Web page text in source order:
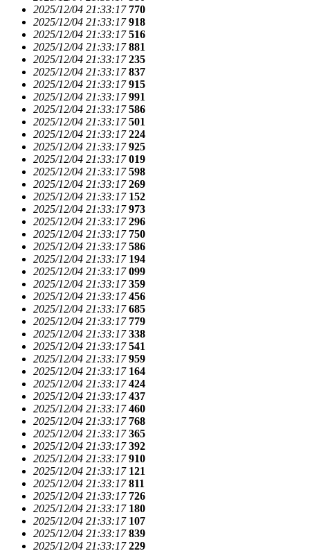
2025/12/04 21:33:17 770
2025/12/04 21:33:17 918
2025/12/04 21:33:17 516
2025/12/04 21:33:17 881
2025/12/04 21:33:17 235
2025/12/04 21:33:17 837
2025/12/04 21:33:17 915
2025/12/04 21:33:17 991
2025/12/04 21:33:17 586
2025/12/04 21:33:17 501
2025/12/04 21:33:17 224
2025/12/04 21:33:17 925
2025/12/04 21:33:17 019
2025/12/04 21:33:17 598
2025/12/04 21:33:17 269
2025/12/04 21:33:17 152
2025/12/04 21:33:17 973
2025/12/04 21:33:17 296
2025/12/04 21:33:17 750
2025/12/04 21:33:17 586
2025/12/04 21:33:17 194
2025/12/04 21:33:17 099
2025/12/04 21:33:17 359
2025/12/04 21:33:17 456
2025/12/04 21:33:17 685
2025/12/04 21:33:17 779
2025/12/04 21:33:17 338
2025/12/04 21:33:17 541
2025/12/04 21:33:17 959
2025/12/04 21:33:17 164
2025/12/04 21:33:17 424
2025/12/04 21:33:17 437
2025/12/04 21:33:17 460
2025/12/04 21:33:17 768
2025/12/04 21:33:17 365
2025/12/04 21:33:17 392
2025/12/04 21:33:17 910
2025/12/04 21:33:17 121
2025/12/04 21:33:17 811
2025/12/04 21:33:17 726
2025/12/04 21:33:17 180
2025/12/04 21:33:17 107
2025/12/04 21:33:17 839
2025/12/04 21:33:17 229